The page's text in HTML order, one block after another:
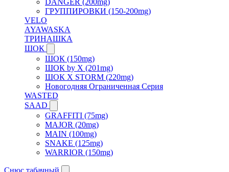
ГРУППИРОВКИ (150-200mg)
VELO
AYAWASKA
ТРИНАШКА
ШОК
ШОК (150mg)
ШОК by X (201mg)
ШОК X STORM (220mg)
Новогодняя Ограниченная Серия
WASTED
SAAD
GRAFFITI (75mg)
MAJOR (20mg)
MAIN (100mg)
SNAKE (125mg)
WARRIOR (150mg)
Снюс табачный